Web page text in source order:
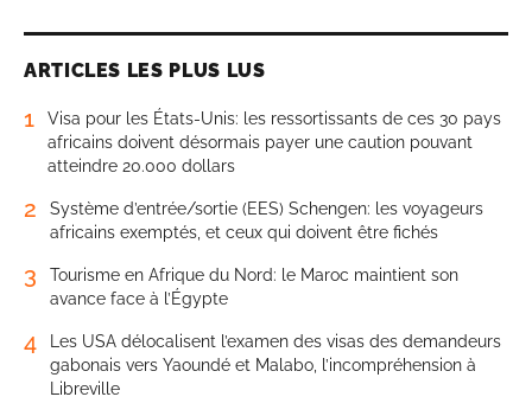
ARTICLES LES PLUS LUS
1
Visa pour les États-Unis: les ressortissants de ces 30 pays
africains doivent désormais payer une caution pouvant
atteindre 20.000 dollars
2
Système d’entrée/sortie (EES) Schengen: les voyageurs
africains exemptés, et ceux qui doivent être fichés
3
Tourisme en Afrique du Nord: le Maroc maintient son
avance face à l’Égypte
4
Les USA délocalisent l’examen des visas des demandeurs
gabonais vers Yaoundé et Malabo, l’incompréhension à
Libreville